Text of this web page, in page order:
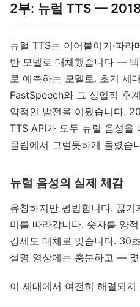
2부: 뉴럴 TTS —
뉴럴 TTS는 이어붙이기·파
반 모델로 대체했습니다 —
로 예측하는 모델로. 초기 세
FastSpeech와 그 상업적 후
약적인 발전을 이뤘습니다.
TTS API가 모두 뉴럴 음성을
클립에서 그럴듯하게 들렸습
뉴럴 음성의 실제 체감
유창하지만 평범합니다. 끊
미를 따라갑니다. 숫자를 양
강세도 대체로 맞습니다. 30
설명 영상에는 충분하고 —
이 세대에서 여전히 해결되지